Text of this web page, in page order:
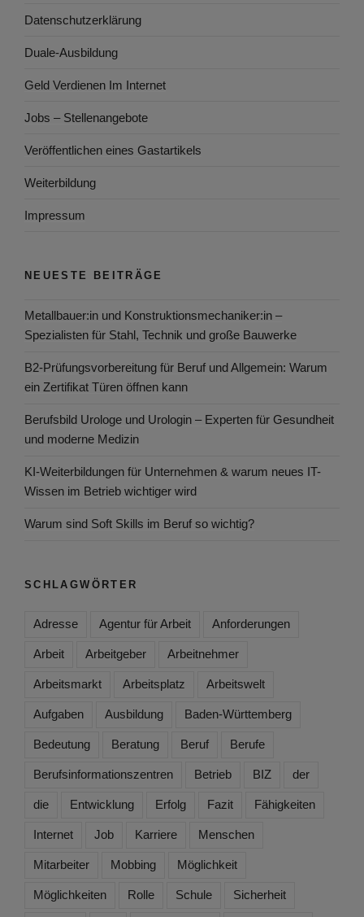
Datenschutzerklärung
Duale-Ausbildung
Geld Verdienen Im Internet
Jobs – Stellenangebote
Veröffentlichen eines Gastartikels
Weiterbildung
Impressum
NEUESTE BEITRÄGE
Metallbauer:in und Konstruktionsmechaniker:in –
Spezialisten für Stahl, Technik und große Bauwerke
B2-Prüfungsvorbereitung für Beruf und Allgemein: Warum
ein Zertifikat Türen öffnen kann
Berufsbild Urologe und Urologin – Experten für Gesundheit
und moderne Medizin
KI-Weiterbildungen für Unternehmen & warum neues IT-
Wissen im Betrieb wichtiger wird
Warum sind Soft Skills im Beruf so wichtig?
SCHLAGWÖRTER
Adresse Agentur für Arbeit Anforderungen
Arbeit Arbeitgeber Arbeitnehmer
Arbeitsmarkt Arbeitsplatz Arbeitswelt
Aufgaben Ausbildung Baden-Württemberg
Bedeutung Beratung Beruf Berufe
Berufsinformationszentren Betrieb BIZ der
die Entwicklung Erfolg Fazit Fähigkeiten
Internet Job Karriere Menschen
Mitarbeiter Mobbing Möglichkeit
Möglichkeiten Rolle Schule Sicherheit